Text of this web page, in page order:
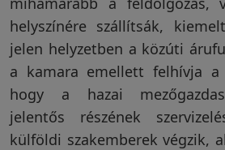
helyszínére szállítsák,
jelen helyzetben a közúti
a kamara emellett felhívja
hogy a hazai
jelentős részének
külföldi szakemberek végzik,